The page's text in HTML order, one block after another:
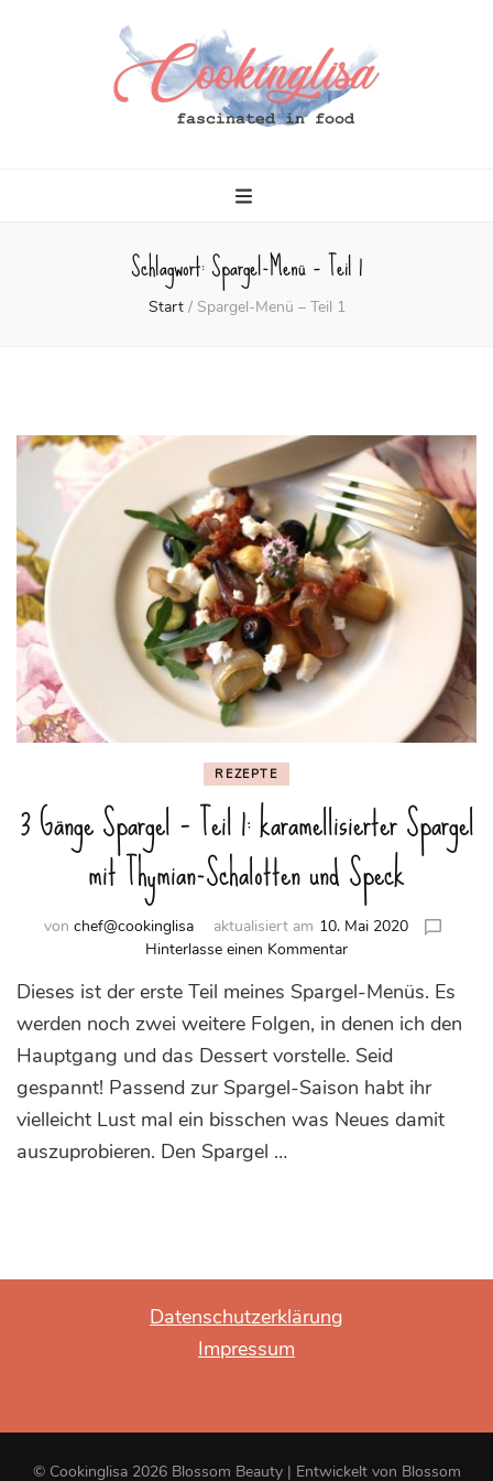
Cookinglisa
Schlagwort:Spargel-Menü – Teil 1
Start / Spargel-Menü – Teil 1
REZEPTE
3 Gänge Spargel – Teil 1: karamellisierter Spargel
mit Thymian-Schalotten und Speck
von chef@cookinglisa aktualisiert am 10. Mai 2020
Hinterlasse einen Kommentarzu
Gänge
Spargel
Teil
1:
karamellisierter
Spargel
Dieses ist der erste Teil meines Spargel-Menüs. Es
werden noch zwei weitere Folgen, in denen ich den
Hauptgang und das Dessert vorstelle. Seid
gespannt! Passend zur Spargel-Saison habt ihr
vielleicht Lust mal ein bisschen was Neues damit
auszuprobieren. Den Spargel …
Datenschutzerklärung
Impressum
© Cookinglisa 2026Blossom Beauty | Entwickelt von Blossom